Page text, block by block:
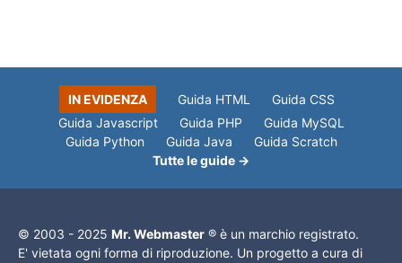
IN EVIDENZA Guida HTML
Guida CSS
Guida Javascript
Guida PHP
Guida MySQL
Guida Python
Guida Java
Guida Scratch
Tutte le guide →
© 2003 - 2025 Mr. Webmaster ® è un marchio registrato.
E' vietata ogni forma di riproduzione. Un progetto a cura di